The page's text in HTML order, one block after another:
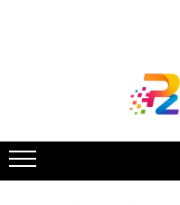
Imprimante cu jet
Multifunctionale laser